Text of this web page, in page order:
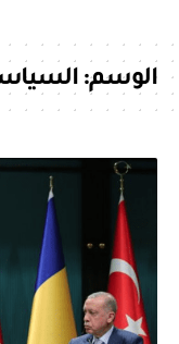
الوسم:السياسة